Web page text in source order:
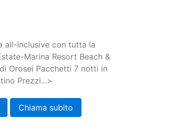
all-inclusive con tutta la
Marina Resort Beach &
Orosei Pacchetti 7 notti in
Prezzi...>
Chiama subito